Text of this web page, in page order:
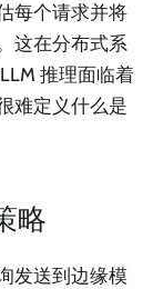
每个请求并将
这在分布式系
推理面临着
难定义什么是
略
发送到边缘模